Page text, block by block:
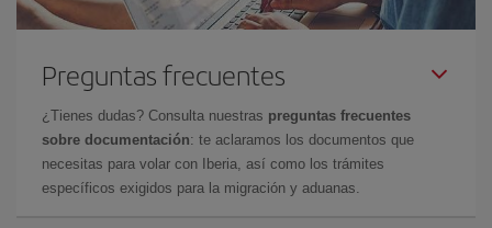
Preguntas frecuentes
¿Tienes dudas? Consulta nuestras preguntas frecuentes
sobre documentación: te aclaramos los documentos que
necesitas para volar con Iberia, así como los trámites
específicos exigidos para la migración y aduanas.